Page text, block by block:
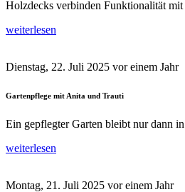
Holzdecks verbinden Funktionalität
weiterlesen
Dienstag, 22. Juli 2025 vor einem Jahr
Gartenpflege mit Anita und Trauti
Ein gepflegter Garten bleibt nur dann
weiterlesen
Montag, 21. Juli 2025 vor einem Jahr